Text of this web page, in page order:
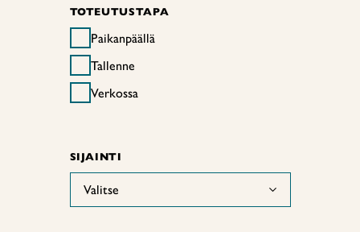
TOTEUTUSTAPA
Paikanpäällä
Tallenne
Verkossa
SIJAINTI
Valitse